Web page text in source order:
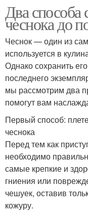
Два способа
чеснока до
Чеснок — один из
используется в
Однако сохранить
последнего
мы рассмотрим два
помогут вам
Первый способ:
чеснока
Перед тем как
необходимо
самые крепкие и
гниения или
чешуек, оставив
кожуру.